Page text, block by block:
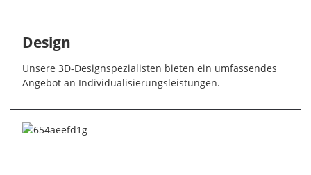
Design
Unsere 3D-Designspezialisten bieten ein umfassendes
Angebot an Individualisierungsleistungen.